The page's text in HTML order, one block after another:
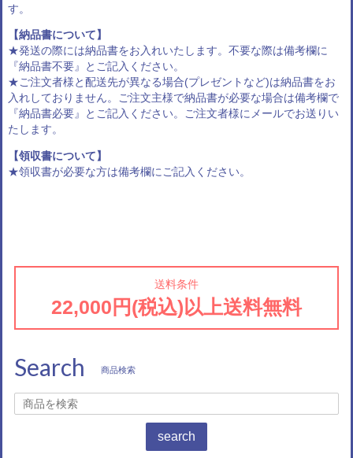
す 。
【納品書について】
★発送の際には納品書をお入れいたします。不要な際は備考欄に
『納品書不要』とご記入ください。
★ご注文者様と配送先が異なる場合(プレゼントなど)は納品書をお
入れしておりません。ご注文主様で納品書が必要な場合は備考欄で
『納品書必要』とご記入ください。ご注文者様にメールでお送りい
たします。
【領収書について】
★領収書が必要な方は備考欄にご記入ください。
送料条件
22,000円(税込)以上送料無料
Search 商品検索
search